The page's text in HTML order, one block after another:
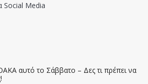
Social Media
αυτό το Σάββατο – Δες τι πρέπει να